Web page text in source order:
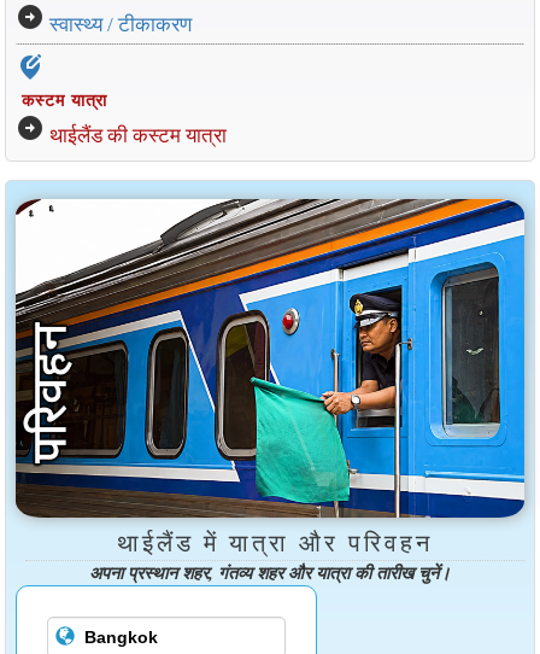
arrow_circle_right स्वास्थ्य / टीकाकरण
edit_location_alt
कस्टम यात्रा
arrow_circle_right थाईलैंड की कस्टम यात्रा
थाईलैंड में यात्रा और परिवहन
अपना प्रस्थान शहर, गंतव्य शहर और यात्रा की तारीख चुनें।